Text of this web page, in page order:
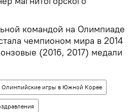
командой на Олимпиаде
чемпионом мира в 2014
(2016, 2017) медали
Олимпийские игры в Южной Корее